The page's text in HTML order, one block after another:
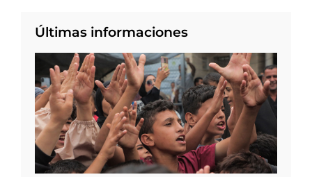
Últimas informaciones